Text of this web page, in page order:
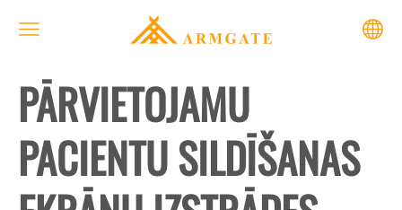
PĀRVIETOJAMU
PACIENTU SILDĪŠANAS